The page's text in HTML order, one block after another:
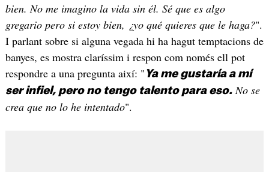
bien. No me imagino la vida sin él. Sé que es algo
gregario pero si estoy bien, ¿yo qué quieres que le haga?".
I parlant sobre si alguna vegada hi ha hagut temptacions de
banyes, es mostra claríssim i respon com només ell pot
respondre a una pregunta així: " Ya me gustaría a mí
ser infiel, pero no tengo talento para eso.No se
crea que no lo he intentado".